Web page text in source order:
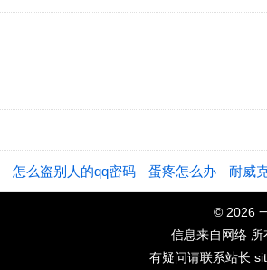
怎么盗别人的qq密码 蛋疼怎么办 耐威
© 2026
信息来自网络
有疑问请联系站长